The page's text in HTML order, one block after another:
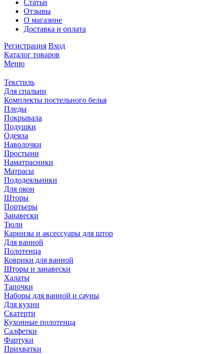
Статьи
Отзывы
О магазине
Доставка и оплата
Регистрация Вход
Каталог товаров
Меню
Текстиль
Для спальни
Комплекты постельного белья
Пледы
Покрывала
Подушки
Одеяла
Наволочки
Простыни
Наматрасники
Матрасы
Пододеяльники
Для окон
Шторы
Портьеры
Занавески
Тюли
Карнизы и аксессуары для штор
Для ванной
Полотенца
Коврики для ванной
Шторы и занавески
Халаты
Тапочки
Наборы для ванной и сауны
Для кухни
Скатерти
Кухонные полотенца
Салфетки
Фартуки
Прихватки